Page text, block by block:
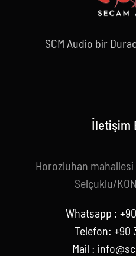
SCM Audio bir
İletişim
Horozluhan mahallesi
Selçuklu/
Whatsapp :
Telefon: +90
Mail :